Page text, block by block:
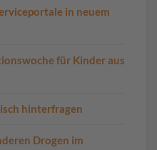
in neuem
für Kinder aus
hinterfragen
Drogen im